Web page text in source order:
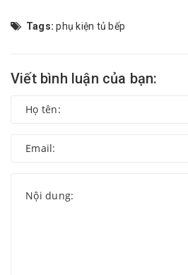
Tags: phụ kiện tủ bếp
Viết bình luận của bạn: